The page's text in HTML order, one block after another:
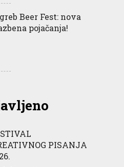
Beer Fest: nova
pojačanja!
PISANJA